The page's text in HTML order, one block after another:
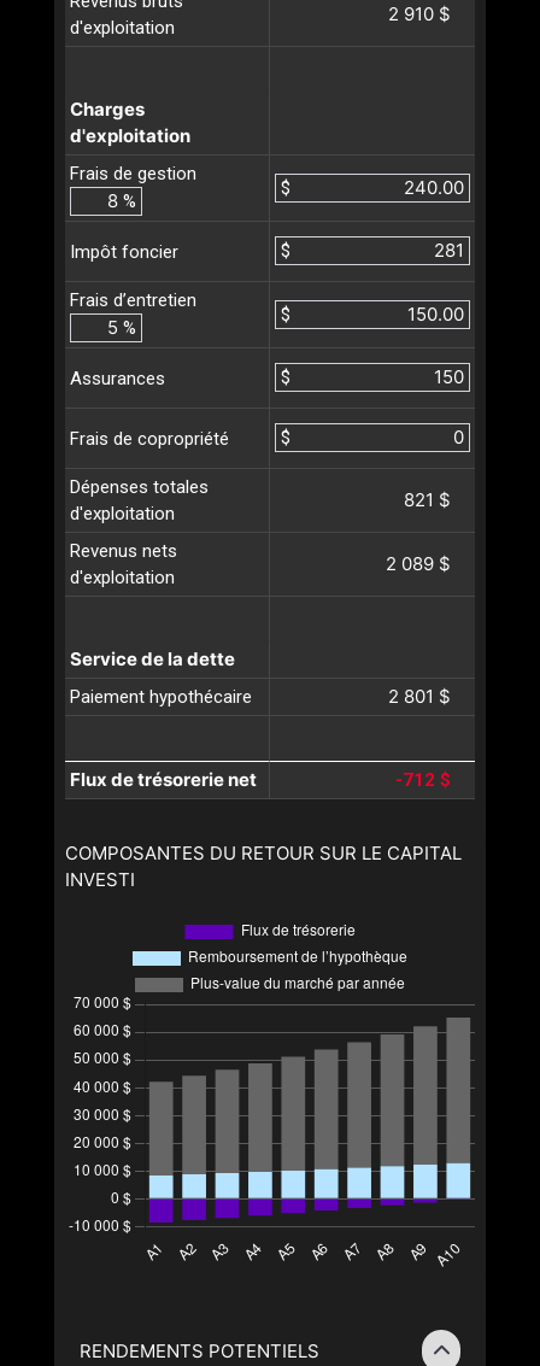
d'exploitation
2 910 $
Charges
d'exploitation
Frais de gestion
%
$
Impôt foncier $
Frais d’entretien
%
$
Assurances $
Frais de copropriété $
Dépenses totales
d'exploitation
821 $
Revenus nets
d'exploitation
2 089 $
Service de la dette
Paiement hypothécaire 2 801 $
Flux de trésorerie net -712 $
COMPOSANTES DU RETOUR SUR LE CAPITAL
INVESTI
RENDEMENTS POTENTIELS